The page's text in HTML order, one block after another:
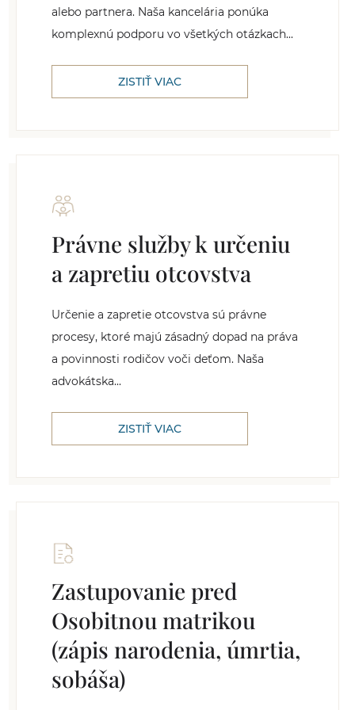
alebo partnera. Naša kancelária ponúka
komplexnú podporu vo všetkých otázkach...
ZISTIŤ VIAC
Právne služby k určeniu
a zapretiu otcovstva
Určenie a zapretie otcovstva sú právne
procesy, ktoré majú zásadný dopad na práva
a povinnosti rodičov voči deťom. Naša
advokátska...
ZISTIŤ VIAC
Zastupovanie pred
Osobitnou matrikou
(zápis narodenia, úmrtia,
sobáša)